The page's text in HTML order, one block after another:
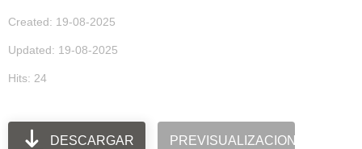
Created: 19-08-2025
Updated: 19-08-2025
Hits: 24
DESCARGAR PREVISUALIZACION